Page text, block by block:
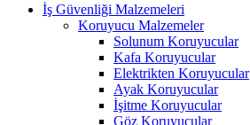
İş Güvenliği Malzemeleri
Koruyucu Malzemeler
Solunum Koruyucular
Kafa Koruyucular
Elektrikten Koruyucular
Ayak Koruyucular
İşitme Koruyucular
Göz Koruyucular